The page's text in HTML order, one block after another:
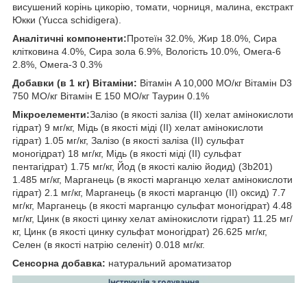
висушений корінь цикорію, томати, чорниця, малина, екстракт
Юкки (Yucca schidigera).
Аналітичні компоненти:Протеїн 32.0%, Жир 18.0%, Сира
клітковина 4.0%, Сира зола 6.9%, Вологість 10.0%, Омега-6
2.8%, Омега-3 0.3%
Добавки (в 1 кг) Вітаміни: Вітамін A 10,000 МО/кг Вітамін D3
750 МО/кг Вітамін E 150 МО/кг Таурин 0.1%
Мікроелементи:Залізо (в якості заліза (II) хелат амінокислоти
гідрат) 9 мг/кг, Мідь (в якості міді (II) хелат амінокислоти
гідрат) 1.05 мг/кг, Залізо (в якості заліза (II) сульфат
моногідрат) 18 мг/кг, Мідь (в якості міді (II) сульфат
пентагідрат) 1.75 мг/кг, Йод (в якості калію йодид) (3b201)
1.485 мг/кг, Марганець (в якості марганцю хелат амінокислоти
гідрат) 2.1 мг/кг, Марганець (в якості марганцю (II) оксид) 7.7
мг/кг, Марганець (в якості марганцю сульфат моногідрат) 4.48
мг/кг, Цинк (в якості цинку хелат амінокислоти гідрат) 11.25 мг/
кг, Цинк (в якості цинку сульфат моногідрат) 26.625 мг/кг,
Селен (в якості натрію селеніт) 0.018 мг/кг.
Сенсорна добавка: натуральний ароматизатор